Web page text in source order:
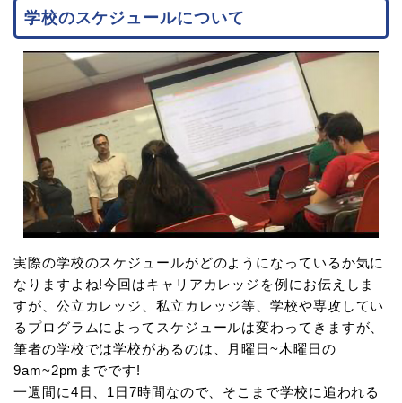
学校のスケジュールについて
実際の学校のスケジュールがどのようになっているか気に
なりますよね!今回はキャリアカレッジを例にお伝えしま
すが、公立カレッジ、私立カレッジ等、学校や専攻してい
るプログラムによってスケジュールは変わってきますが、
筆者の学校では学校があるのは、月曜日~木曜日の
9am~2pmまでです!
一週間に4日、1日7時間なので、そこまで学校に追われる